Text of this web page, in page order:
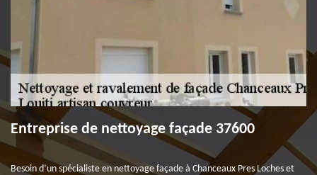
Entreprise de nettoyage façade 37600
Besoin d’un spécialiste en nettoyage façade à Chanceaux Pres Loches et